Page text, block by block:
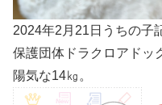
2024年2月21日うちの子
保護団体ドラクロアドッ
陽気な14㎏。